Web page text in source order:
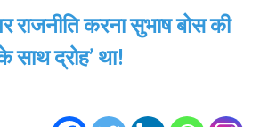
राजनीति करना सुभाष बोस की
साथ द्रोह’ था!